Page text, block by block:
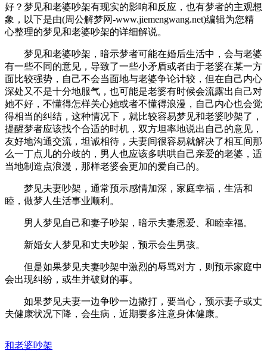
好？梦见和老婆吵架有现实的影响和反应，也有梦者的主观想
象，以下是由(周公解梦网-www.jiemengwang.net)编辑为您精
心整理的梦见和老婆吵架的详细解说。
梦见和老婆吵架，暗示梦者可能在婚后生活中，会与老婆
有一些不同的意见，导致了一些小矛盾或者由于老婆在某一方
面比较强势，自己不会当面地与老婆争论计较，但在自己内心
深处又不是十分地服气，也可能是老婆有时候会流露出自己对
她不好，不懂得怎样关心她或者不懂得浪漫，自己内心也会觉
得相当的纠结，这种情况下，就比较容易梦见和老婆吵架了，
提醒梦者应该找个合适的时机，双方坦率地说出自己的意见，
友好地沟通交流，坦诚相待，夫妻间很容易就解决了相互间那
么一丁点儿的分歧的，男人也应该多哄哄自己亲爱的老婆，适
当地制造点浪漫，那样老婆会更加的爱自己的。
梦见夫妻吵架，通常预示感情加深，家庭幸福，生活和
睦，做梦人生活事业顺利。
男人梦见自己和妻子吵架，暗示夫妻恩爱、和睦幸福。
新婚女人梦见和丈夫吵架，预示会生男孩。
但是如果梦见夫妻吵架中激烈的辱骂对方，则预示家庭中
会出现纠纷，或生并破财的事。
如果梦见夫妻一边争吵一边撒打，要当心，预示妻子或丈
夫健康状况下降，会生病，近期要多注意身体健康。
和老婆吵架